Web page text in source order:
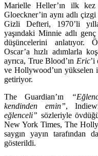
Marielle Heller’ın ilk kez
Gloeckner’in aynı adlı
Gizli Defteri, 1970’li
yaşındaki Minnie adlı
düşüncelerini anlatıyor.
Oscar’a hızlı adımlarla
ayrıca, True Blood’ın Eric’i
ve Hollywood’un yükselen
getiriyor.
The Guardian’ın
kendinden emin”,
eğlenceli” sözleriyle
New York Times, The
saygın yayın tarafından
gösterildi.